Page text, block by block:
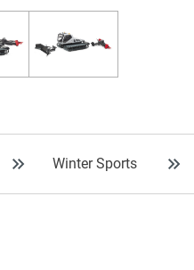
Winter Sports